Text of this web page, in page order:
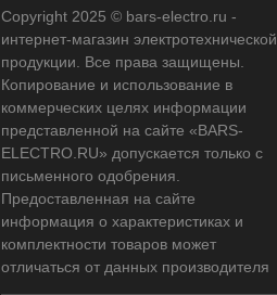
Copyright 2025 © bars-electro.ru -
интернет-магазин электротехнической
продукции. Все права защищены.
Копирование и использование в
коммерческих целях информации
представленной на сайте «BARS-
ELECTRO.RU» допускается только с
письменного одобрения.
Предоставленная на сайте
информация о характеристиках и
комплектности товаров может
отличаться от данных производителя